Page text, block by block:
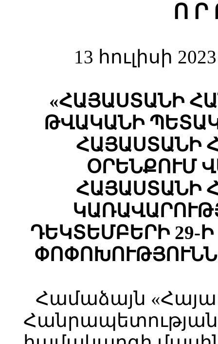
Ո Ր
13 հուլիսի
«ՀԱՅԱՍՏԱՆԻ
ԹՎԱԿԱՆԻ
ՀԱՅԱՍՏԱՆԻ
ՕՐԵՆՔՈՒՄ
ՀԱՅԱՍՏԱՆԻ
ԴԵԿՏԵՄԲԵՐԻ 29-Ի
Համաձայն
Հանրապետության